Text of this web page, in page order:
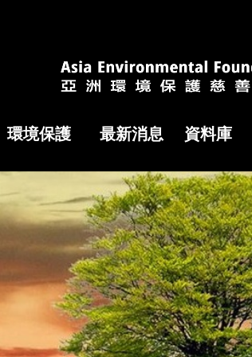
環境保護 最新消息 資料庫